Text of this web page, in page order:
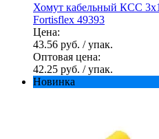
Хомут кабельный КСС
Fortisflex 49393
Цена:
43.56 руб. / упак.
Оптовая цена:
42.25 руб. / упак.
Новинка